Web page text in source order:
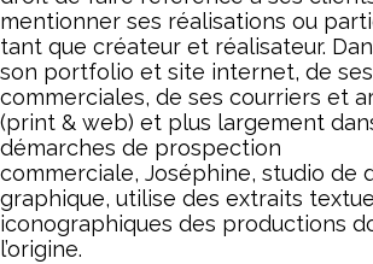
mentionner ses réalisations ou
tant que créateur et réalisateur.
son portfolio et site internet, de
commerciales, de ses courriers et
(print & web) et plus largement
démarches de prospection
commerciale, Joséphine, studio de
graphique, utilise des extraits
iconographiques des productions
l’origine.